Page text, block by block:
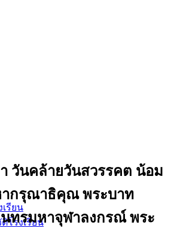
เรียน
โรงเรียน
วันคล้ายวันสวรรคต น้อม
ากรุณาธิคุณ พระบาท
ทรมหาจุฬาลงกรณ์ พระ